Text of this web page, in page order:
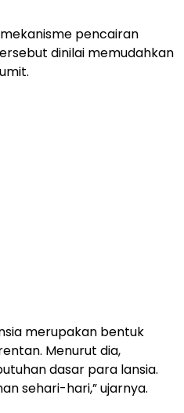
pencairan
dinilai memudahkan
merupakan bentuk
Menurut dia,
dasar para lansia.
sehari-hari,” ujarnya.